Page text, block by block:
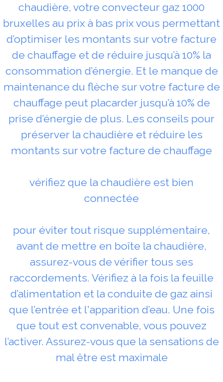
chaudière, votre convecteur gaz 1000
bruxelles au prix à bas prix vous permettant
d’optimiser les montants sur votre facture
de chauffage et de réduire jusqu’à 10% la
consommation d’énergie. Et le manque de
maintenance du flèche sur votre facture de
chauffage peut placarder jusqu’à 10% de
prise d’énergie de plus. Les conseils pour
préserver la chaudière et réduire les
montants sur votre facture de chauffage
vérifiez que la chaudière est bien
connectée
pour éviter tout risque supplémentaire,
avant de mettre en boîte la chaudière,
assurez-vous de vérifier tous ses
raccordements. Vérifiez à la fois la feuille
d’alimentation et la conduite de gaz ainsi
que l’entrée et l'apparition d’eau. Une fois
que tout est convenable, vous pouvez
l’activer. Assurez-vous que la sensations de
mal être est maximale